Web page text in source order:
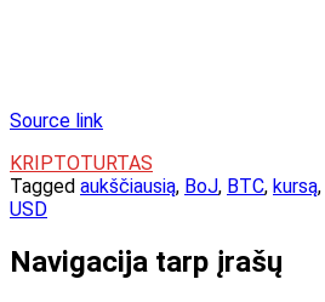
Source link
KRIPTOTURTAS
Tagged aukščiausią, BoJ, BTC, kursą,
USD
Navigacija tarp įrašų